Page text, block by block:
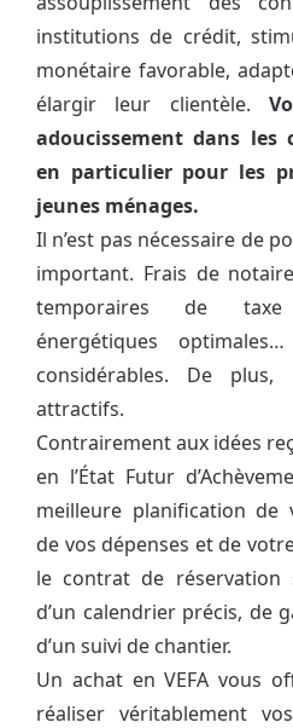
institutions de crédit,
monétaire favorable,
élargir leur clientèle.
adoucissement dans les
en particulier pour les
jeunes ménages.
Il n’est pas nécessaire de
important. Frais de
temporaires de
énergétiques
considérables. De
attractifs.
Contrairement aux idées
en l’État Futur
meilleure planification de
de vos dépenses et de
le contrat de réservation
d’un calendrier précis, de
d’un suivi de chantier.
Un achat en VEFA vous
réaliser véritablement